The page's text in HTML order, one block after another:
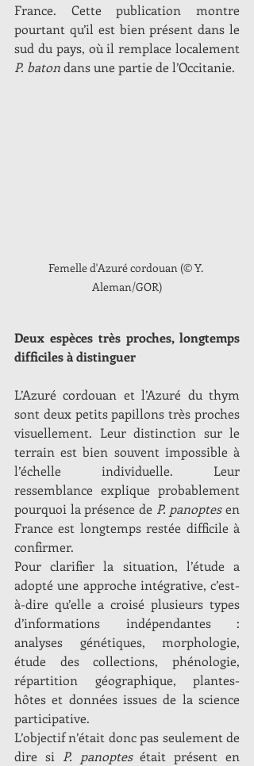
France. Cette publication montre
pourtant qu’il est bien présent dans le
P. baton dans une partie de l’Occitanie.
Femelle d'Azuré cordouan (© Y.
Aleman/GOR)
Deux espèces très proches, longtemps
difficiles à distinguer
L’Azuré cordouan et l’Azuré du thym
sont deux petits papillons très proches
visuellement. Leur distinction sur le
terrain est bien souvent impossible à
l’échelle individuelle. Leur
ressemblance explique probablement
pourquoi la présence de P. panoptes en
France est longtemps restée difficile à
confirmer.
Pour clarifier la situation, l’étude a
adopté une approche intégrative, c’est-
à-dire qu’elle a croisé plusieurs types
d’informations indépendantes :
analyses génétiques, morphologie,
étude des collections, phénologie,
répartition géographique, plantes-
hôtes et données issues de la science
participative.
L’objectif n’était donc pas seulement de
dire si P. panoptes était présent en